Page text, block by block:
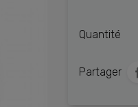
Quantité
Partager